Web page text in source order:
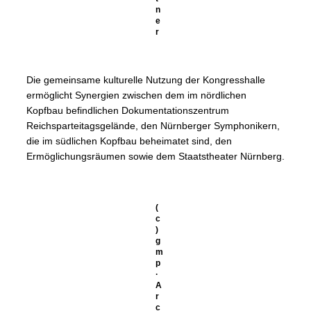
n
e
r
Die gemeinsame kulturelle Nutzung der Kongresshalle
ermöglicht Synergien zwischen dem im nördlichen
Kopfbau befindlichen Dokumentationszentrum
Reichsparteitagsgelände, den Nürnberger Symphonikern,
die im südlichen Kopfbau beheimatet sind, den
Ermöglichungsräumen sowie dem Staatstheater Nürnberg.
(
c
)
g
m
p
·
A
r
c